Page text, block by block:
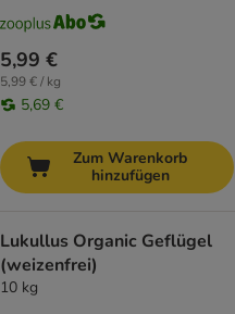
5,99 €
5,99 € / kg
5,69 €
Zum Warenkorb
hinzufügen
Lukullus Organic Geflügel
(weizenfrei)
10 kg